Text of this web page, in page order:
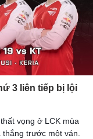
3 liên tiếp bị lội
vọng ở LCK mùa
thắng trước một ván.